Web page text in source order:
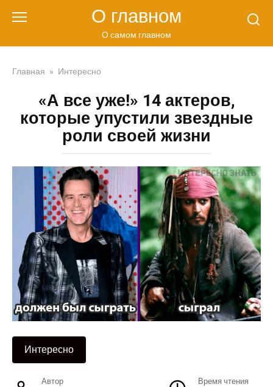
О главном
О самом главном
Главная » Интересно
«А все уже!» 14 актеров,
которые упустили звездные
роли своей жизни
Интересно
Автор Время чтения